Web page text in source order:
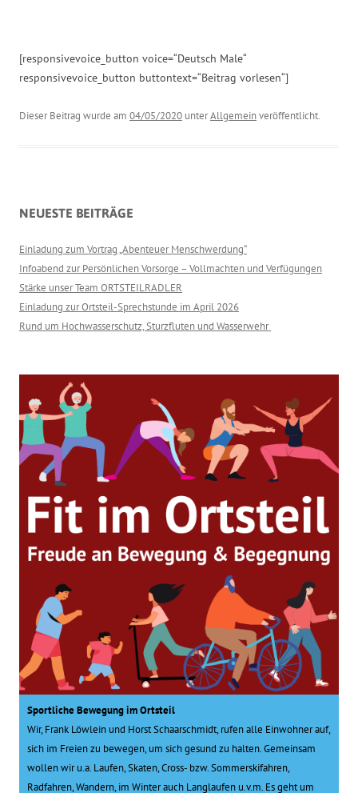
[responsivevoice_button voice=“Deutsch Male“
responsivevoice_button buttontext=“Beitrag vorlesen“]
Dieser Beitrag wurde am 04/05/2020 unterAllgemeinveröffentlicht.
NEUESTE BEITRÄGE
Einladung zum Vortrag „Abenteuer Menschwerdung“
Infoabend zur Persönlichen Vorsorge – Vollmachten und Verfügungen
Stärke unser Team ORTSTEILRADLER
Einladung zur Ortsteil-Sprechstunde im April 2026
Rund um Hochwasserschutz, Sturzfluten und Wasserwehr
Sportliche Bewegung im Ortsteil
Wir, Frank Löwlein und Horst Schaarschmidt, rufen alle Einwohner auf,
sich im Freien zu bewegen, um sich gesund zu halten. Gemeinsam
wollen wir u.a. Laufen, Skaten, Cross- bzw. Sommerskifahren,
Radfahren, Wandern, im Winter auch Langlaufen u.v.m. Es geht um